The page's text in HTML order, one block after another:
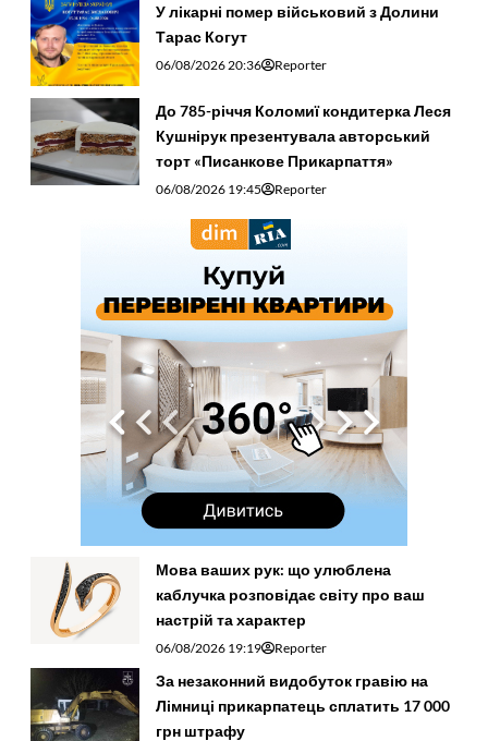
У лікарні помер військовий з Долини
Тарас Когут
06/08/2026 20:36 Reporter
До 785-річчя Коломиї кондитерка Леся
Кушнірук презентувала авторський
торт «Писанкове Прикарпаття»
06/08/2026 19:45 Reporter
Мова ваших рук: що улюблена
каблучка розповідає світу про ваш
настрій та характер
06/08/2026 19:19 Reporter
За незаконний видобуток гравію на
Лімниці прикарпатець сплатить 17 000
грн штрафу